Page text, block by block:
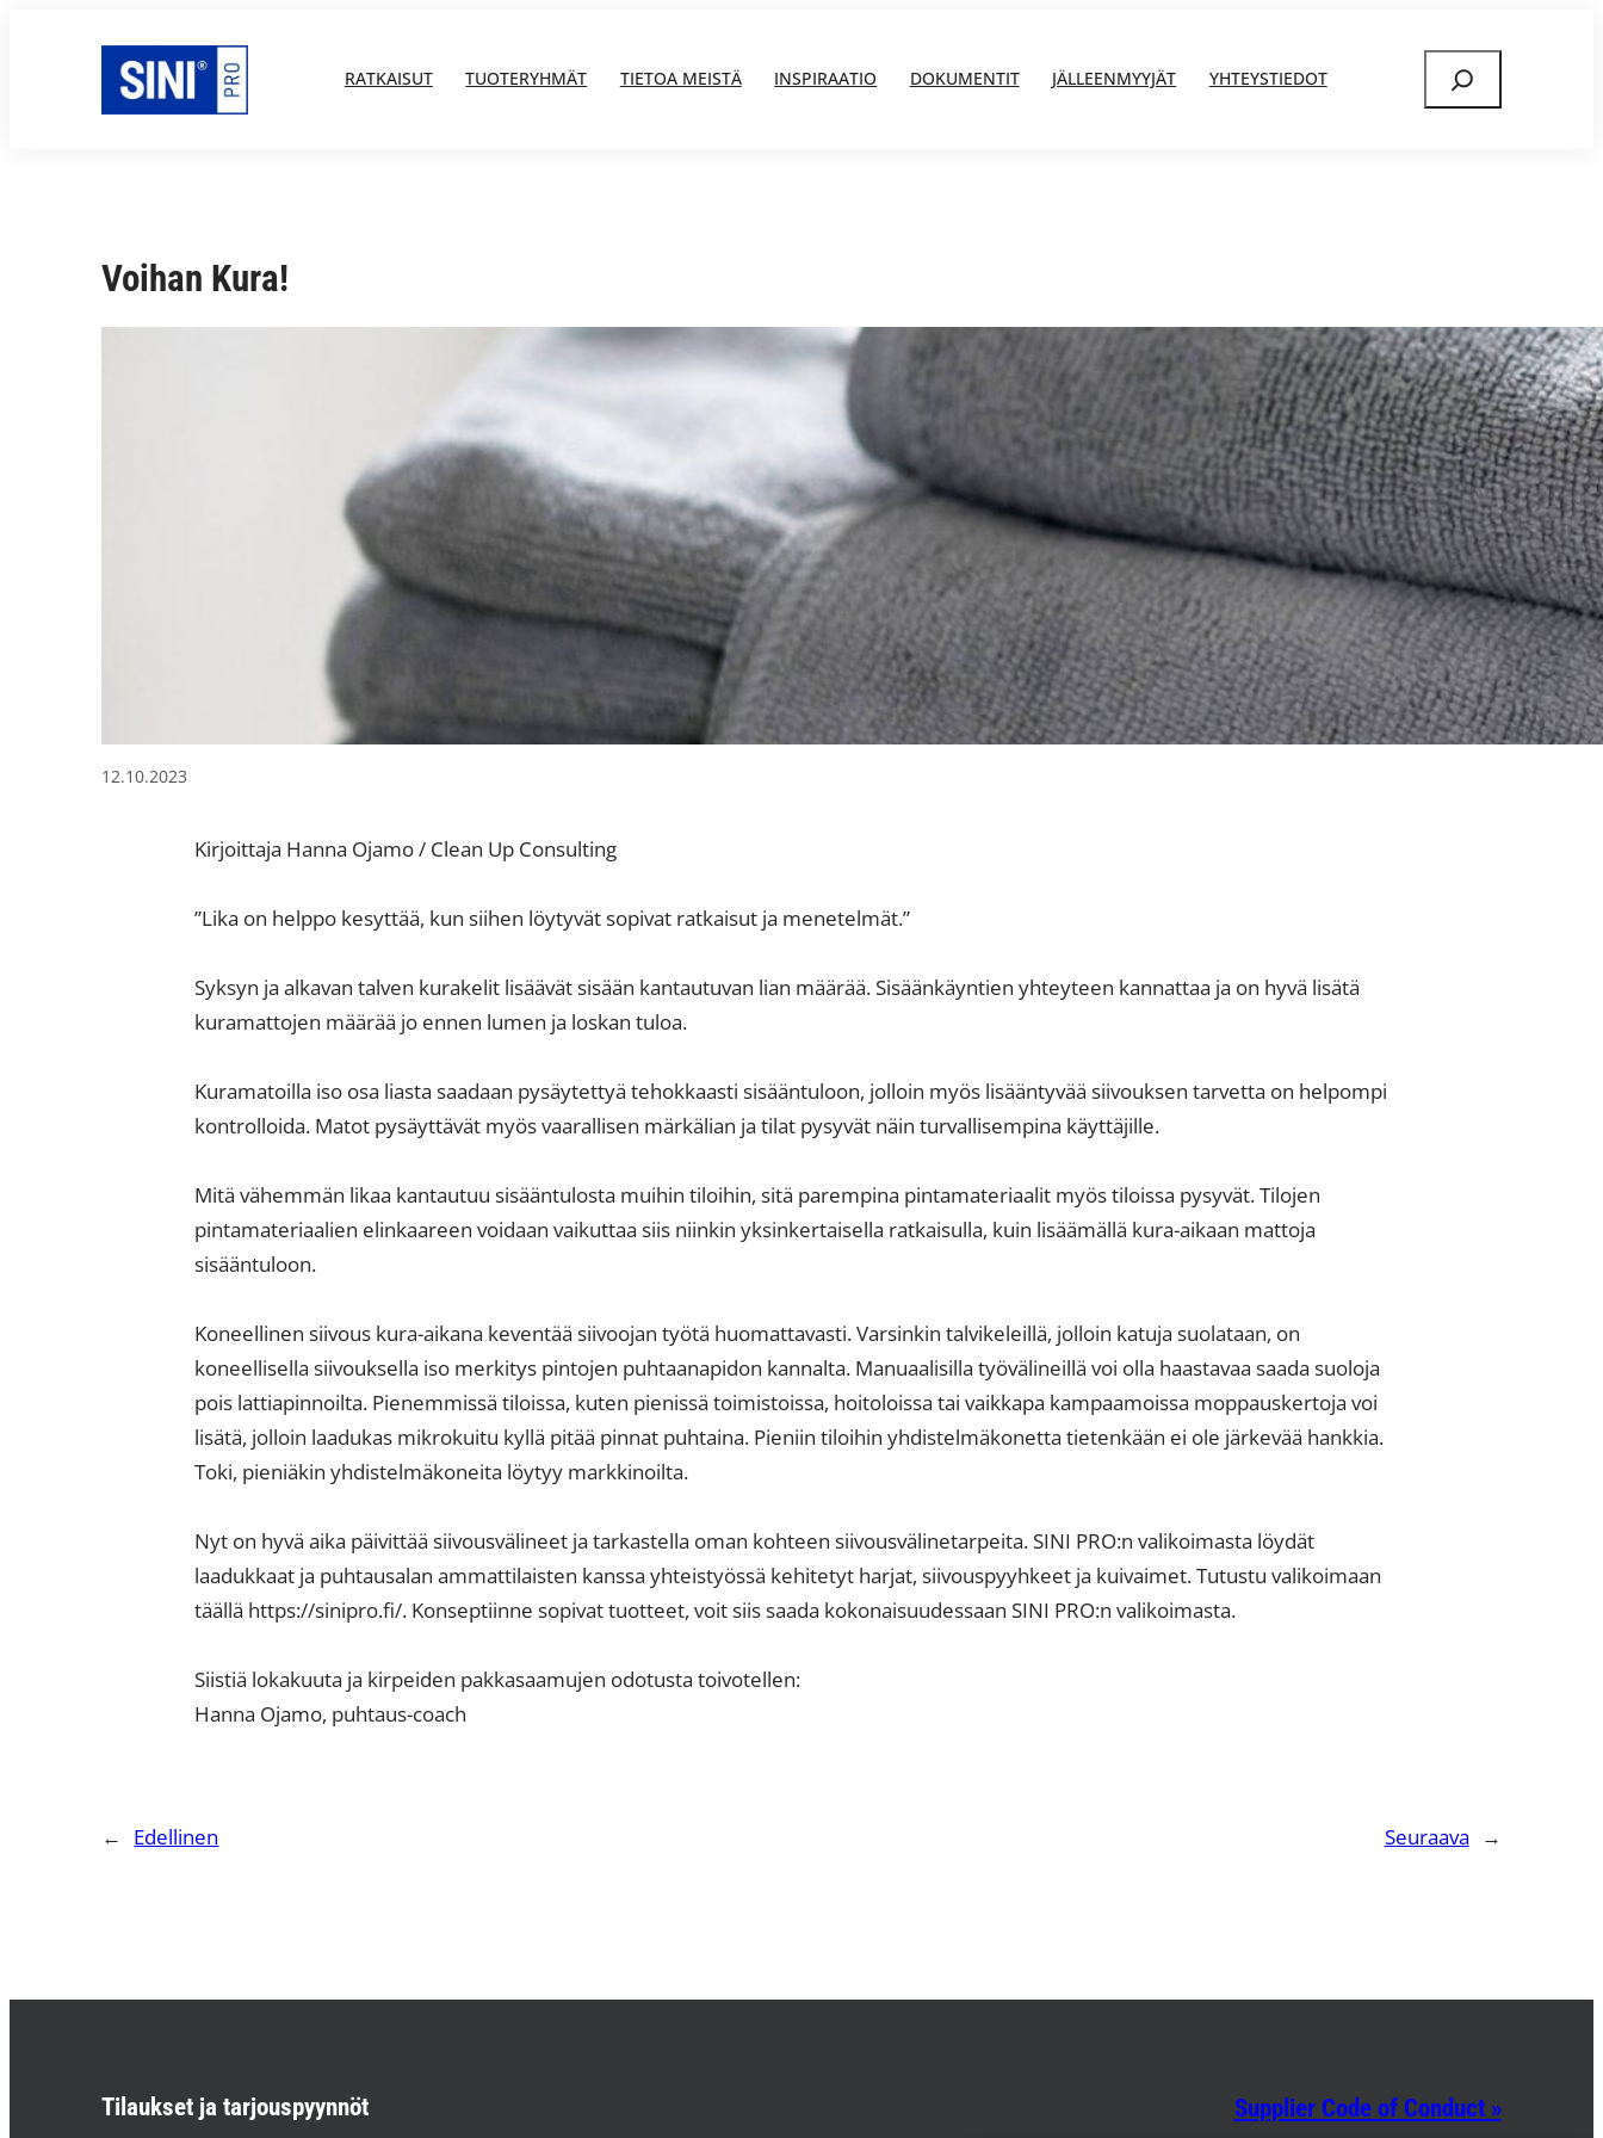
RATKAISUT TUOTERYHMÄT TIETOA MEISTÄ INSPIRAATIO DOKUMENTIT JÄLLEENMYYJÄT YHTEYSTIEDOT
Voihan Kura!
12.10.2023
Kirjoittaja Hanna Ojamo / Clean Up Consulting
”Lika on helppo kesyttää, kun siihen löytyvät sopivat ratkaisut ja menetelmät.”
Syksyn ja alkavan talven kurakelit lisäävät sisään kantautuvan lian määrää. Sisäänkäyntien yhteyteen kannattaa ja on hyvä lisätä
kuramattojen määrää jo ennen lumen ja loskan tuloa.
Kuramatoilla iso osa liasta saadaan pysäytettyä tehokkaasti sisääntuloon, jolloin myös lisääntyvää siivouksen tarvetta on helpompi
kontrolloida. Matot pysäyttävät myös vaarallisen märkälian ja tilat pysyvät näin turvallisempina käyttäjille.
Mitä vähemmän likaa kantautuu sisääntulosta muihin tiloihin, sitä parempina pintamateriaalit myös tiloissa pysyvät. Tilojen
pintamateriaalien elinkaareen voidaan vaikuttaa siis niinkin yksinkertaisella ratkaisulla, kuin lisäämällä kura-aikaan mattoja
sisääntuloon.
Koneellinen siivous kura-aikana keventää siivoojan työtä huomattavasti. Varsinkin talvikeleillä, jolloin katuja suolataan, on
koneellisella siivouksella iso merkitys pintojen puhtaanapidon kannalta. Manuaalisilla työvälineillä voi olla haastavaa saada suoloja
pois lattiapinnoilta. Pienemmissä tiloissa, kuten pienissä toimistoissa, hoitoloissa tai vaikkapa kampaamoissa moppauskertoja voi
lisätä, jolloin laadukas mikrokuitu kyllä pitää pinnat puhtaina. Pieniin tiloihin yhdistelmäkonetta tietenkään ei ole järkevää hankkia.
Toki, pieniäkin yhdistelmäkoneita löytyy markkinoilta.
Nyt on hyvä aika päivittää siivousvälineet ja tarkastella oman kohteen siivousvälinetarpeita. SINI PRO:n valikoimasta löydät
laadukkaat ja puhtausalan ammattilaisten kanssa yhteistyössä kehitetyt harjat, siivouspyyhkeet ja kuivaimet. Tutustu valikoimaan
täällä https://sinipro.fi/. Konseptiinne sopivat tuotteet, voit siis saada kokonaisuudessaan SINI PRO:n valikoimasta.
Siistiä lokakuuta ja kirpeiden pakkasaamujen odotusta toivotellen:
Hanna Ojamo, puhtaus-coach
← Edellinen Seuraava →
Tilaukset ja tarjouspyynnöt Supplier Code of Conduct »